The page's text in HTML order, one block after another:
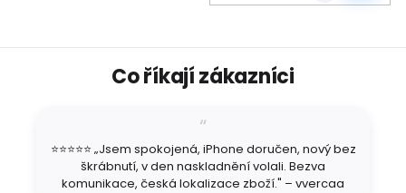
Z
Co říkají zákazníci
⭐⭐⭐⭐⭐ „Jsem spokojená, iPhone doručen, nový bez
škrábnutí, v den naskladnění volali. Bezva
komunikace, česká lokalizace zboží." – vvercaa